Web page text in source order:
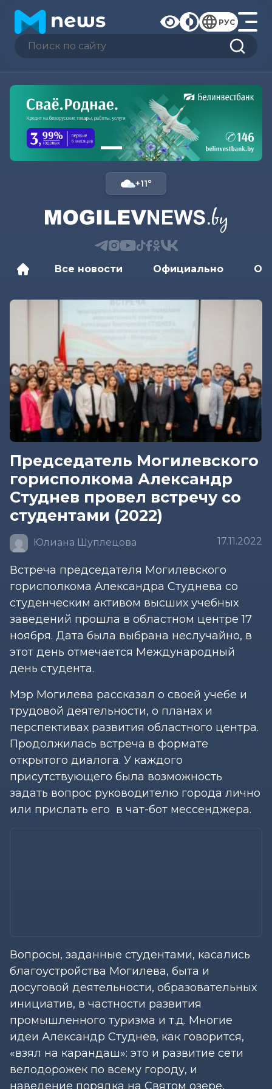
РУС
+11°
Все новости Официально
Председатель Могилевского
горисполкома Александр
Студнев провел встречу со
студентами (2022)
Юлиана Шуплецова 17.11.2022
Встреча председателя Могилевского
горисполкома Александра Студнева со
студенческим активом высших учебных
заведений прошла в областном центре 17
ноября. Дата была выбрана неслучайно, в
этот день отмечается Международный
день студента.
Мэр Могилева рассказал о своей учебе и
трудовой деятельности, о планах и
перспективах развития областного центра.
Продолжилась встреча в формате
открытого диалога. У каждого
присутствующего была возможность
задать вопрос руководителю города лично
или прислать его в чат-бот мессенджера.
Вопросы, заданные студентами, касались
благоустройства Могилева, быта и
досуговой деятельности, образовательных
инициатив, в частности развития
промышленного туризма и т.д. Многие
идеи Александр Студнев, как говорится,
«взял на карандаш»: это и развитие сети
велодорожек по всему городу, и
наведение порядка на Святом озере,